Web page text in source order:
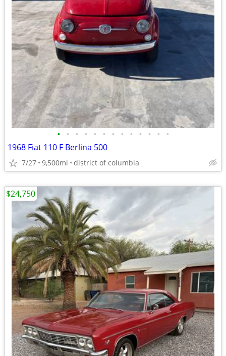
• • • • • • • • • • • • •
1968 Fiat 110 F Berlina 500
7/27 9,500mi district of columbia
$24,750